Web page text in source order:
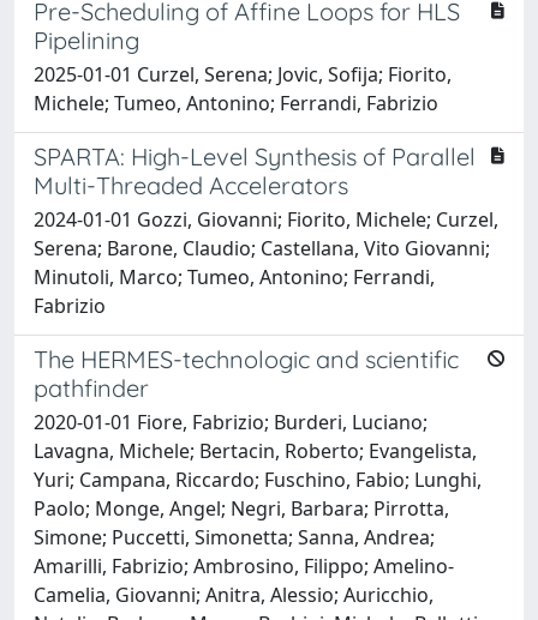
Pre-Scheduling of Affine Loops for HLS
Pipelining
2025-01-01 Curzel, Serena; Jovic, Sofija; Fiorito,
Michele; Tumeo, Antonino; Ferrandi, Fabrizio
SPARTA: High-Level Synthesis of Parallel
Multi-Threaded Accelerators
2024-01-01 Gozzi, Giovanni; Fiorito, Michele; Curzel,
Serena; Barone, Claudio; Castellana, Vito Giovanni;
Minutoli, Marco; Tumeo, Antonino; Ferrandi,
Fabrizio
The HERMES-technologic and scientific
pathfinder
2020-01-01 Fiore, Fabrizio; Burderi, Luciano;
Lavagna, Michele; Bertacin, Roberto; Evangelista,
Yuri; Campana, Riccardo; Fuschino, Fabio; Lunghi,
Paolo; Monge, Angel; Negri, Barbara; Pirrotta,
Simone; Puccetti, Simonetta; Sanna, Andrea;
Amarilli, Fabrizio; Ambrosino, Filippo; Amelino-
Camelia, Giovanni; Anitra, Alessio; Auricchio,